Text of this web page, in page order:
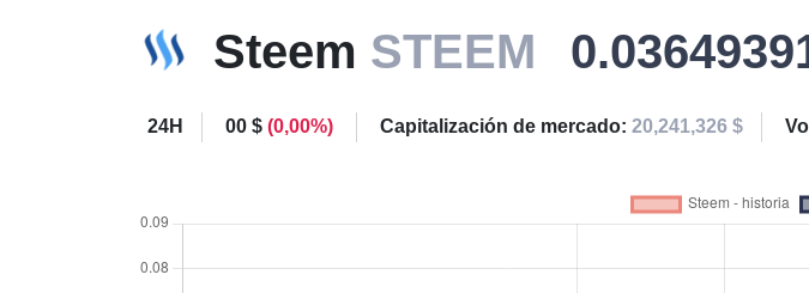
Steem STEEM
24H 00 $ (0,00%) Capitalización de mercado: 20,241,326 $